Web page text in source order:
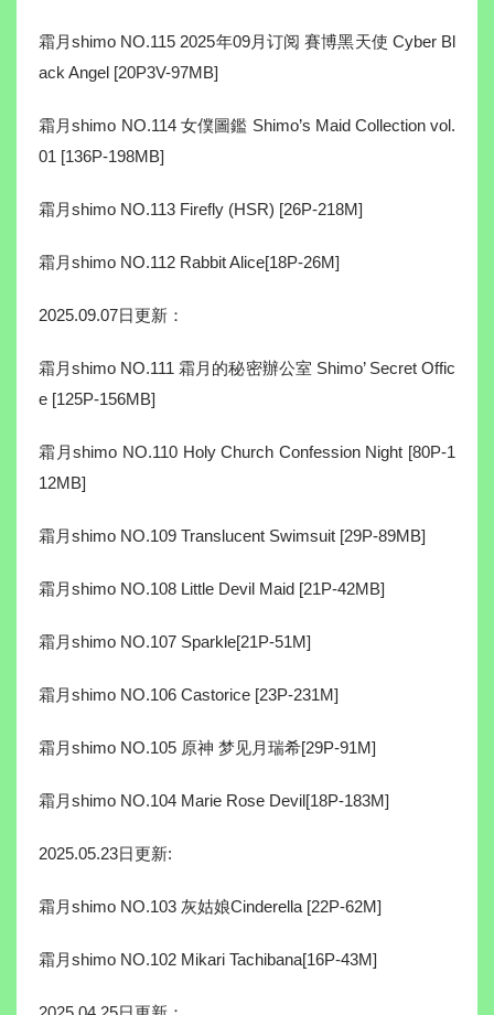
霜月shimo NO.115 2025年09月订阅 賽博黑天使 Cyber Bl
ack Angel [20P3V-97MB]
霜月shimo NO.114 女僕圖鑑 Shimo’s Maid Collection vol.
01 [136P-198MB]
霜月shimo NO.113 Firefly (HSR) [26P-218M]
霜月shimo NO.112 Rabbit Alice[18P-26M]
2025.09.07日更新：
霜月shimo NO.111 霜月的秘密辦公室 Shimo’ Secret Offic
e [125P-156MB]
霜月shimo NO.110 Holy Church Confession Night [80P-1
12MB]
霜月shimo NO.109 Translucent Swimsuit [29P-89MB]
霜月shimo NO.108 Little Devil Maid [21P-42MB]
霜月shimo NO.107 Sparkle[21P-51M]
霜月shimo NO.106 Castorice [23P-231M]
霜月shimo NO.105 原神 梦见月瑞希[29P-91M]
霜月shimo NO.104 Marie Rose Devil[18P-183M]
2025.05.23日更新:
霜月shimo NO.103 灰姑娘Cinderella [22P-62M]
霜月shimo NO.102 Mikari Tachibana[16P-43M]